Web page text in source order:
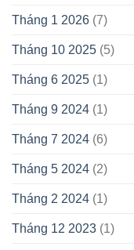
Tháng 1 2026 (7)
Tháng 10 2025 (5)
Tháng 6 2025 (1)
Tháng 9 2024 (1)
Tháng 7 2024 (6)
Tháng 5 2024 (2)
Tháng 2 2024 (1)
Tháng 12 2023 (1)